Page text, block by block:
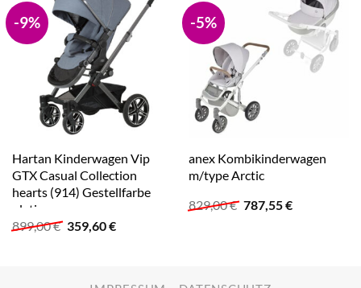
-9%
Hartan Kinderwagen Vip
GTX Casual Collection
hearts (914) Gestellfarbe
platin
899,00€ Ursprünglicher
Preis
359,60€Aktueller
-5%
anex Kombikinderwagen
m/type Arctic
829,00€ Ursprünglicher
787,55€Aktueller